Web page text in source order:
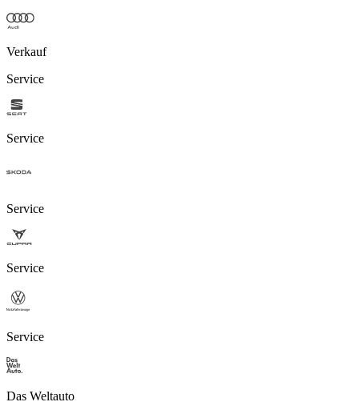
Verkauf
Service
Service
Service
Service
Service
Das Weltauto